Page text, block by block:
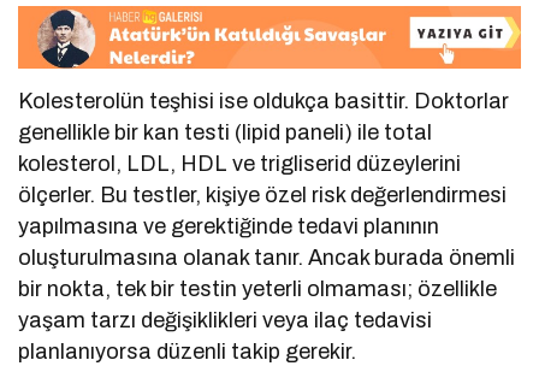
Kolesterolün teşhisi ise oldukça basittir. Doktorlar
genellikle bir kan testi (lipid paneli) ile total
kolesterol, LDL, HDL ve trigliserid düzeylerini
ölçerler. Bu testler, kişiye özel risk değerlendirmesi
yapılmasına ve gerektiğinde tedavi planının
oluşturulmasına olanak tanır. Ancak burada önemli
bir nokta, tek bir testin yeterli olmaması; özellikle
yaşam tarzı değişiklikleri veya ilaç tedavisi
planlanıyorsa düzenli takip gerekir.